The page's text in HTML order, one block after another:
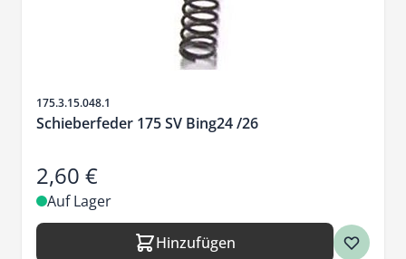
Artikelnr.
175.3.15.048.1
Schieberfeder 175 SV Bing24 /26
2,60 €
Auf Lager
Hinzufügen